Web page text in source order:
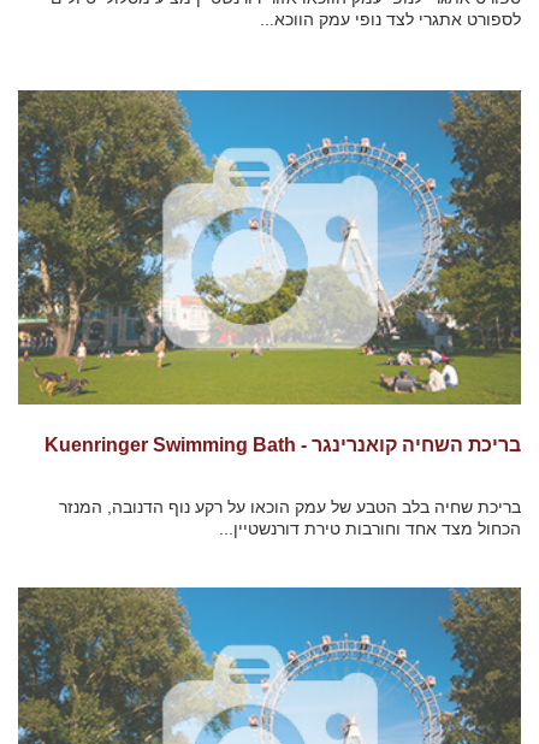
לספורט אתגרי לצד נופי עמק הווכא...
בריכת השחיה קואנרינגר - Kuenringer Swimming Bath
בריכת שחיה בלב הטבע של עמק הוכאו על רקע נוף הדנובה, המנזר
הכחול מצד אחד וחורבות טירת דורנשטיין...